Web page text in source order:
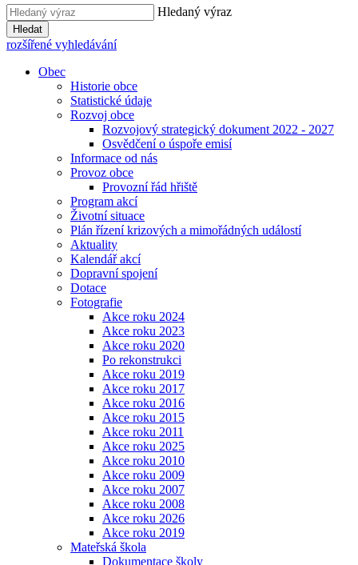
Hledaný výraz
Hledat
rozšířené vyhledávání
Obec
Historie obce
Statistické údaje
Rozvoj obce
Rozvojový strategický dokument 2022 - 2027
Osvědčení o úspoře emisí
Informace od nás
Provoz obce
Provozní řád hřiště
Program akcí
Životní situace
Plán řízení krizových a mimořádných událostí
Aktuality
Kalendář akcí
Dopravní spojení
Dotace
Fotografie
Akce roku 2024
Akce roku 2023
Akce roku 2020
Po rekonstrukci
Akce roku 2019
Akce roku 2017
Akce roku 2016
Akce roku 2015
Akce roku 2011
Akce roku 2025
Akce roku 2010
Akce roku 2009
Akce roku 2007
Akce roku 2008
Akce roku 2026
Akce roku 2019
Mateřská škola
Dokumentace školy